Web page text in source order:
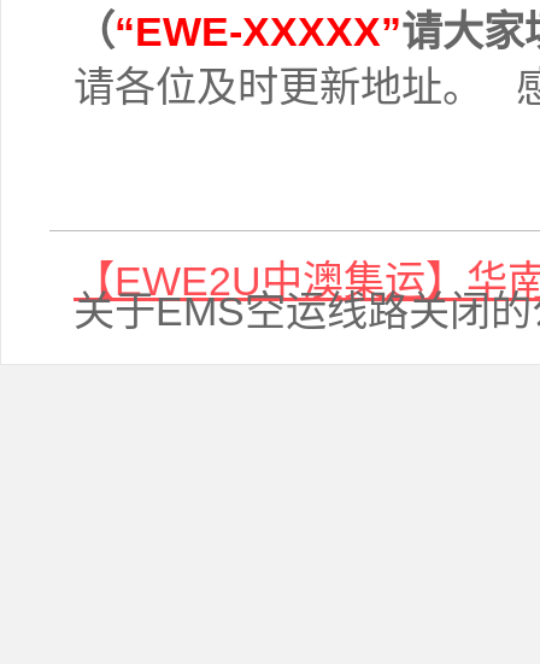
（“EWE-XXXXX”请大家
请各位及时更新地址。
【EWE2U中澳集运】华
关于EMS空运线路关闭